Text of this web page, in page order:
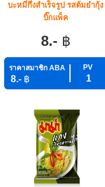
บะหมี่กึ่งสำเร็จรูป รสต้มยำกุ้ง
บิ๊กแพ็ค
8.- ฿
ราคาสมาชิก ABA PV
8.- ฿ 1